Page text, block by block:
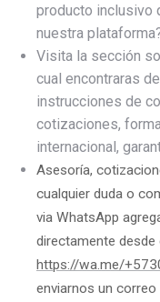
producto inclusivo
nuestra
Visita la sección
cual encontraras
instrucciones de
cotizaciones,
internacional,
Asesoría,
cualquier duda o
via WhatsApp
directamente desde
https://wa.me/
enviarnos un